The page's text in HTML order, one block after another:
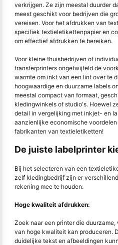
verkrijgen. Ze zijn meestal duurder
meest geschikt voor bedrijven die
vereisen. Voor het afdrukken van
specifiek textieletikettenpapier en
om effectief afdrukken te bereiken.
Voor kleine thuisbedrijven of
transferprinters ongetwijfeld de
warmte om inkt van een lint over te
hoogwaardige en duurzame labels
meestal compact van formaat,
kledingwinkels of studio's. Hoewel
detail in vergelijking met inkjet- en
aanzienlijke economische
fabrikanten van textieletiketten!
De juiste labelprinter
Bij het selecteren van een
zelf kledingbedrijf zijn er
rekening mee te houden:
Hoge kwaliteit afdrukken:
Zoek naar een printer die
van hoge kwaliteit kan produceren.
duidelijke tekst en afbeeldingen